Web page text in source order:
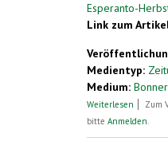
Esperanto-
Link zum
Medientyp:
Medium:
Weiterlesen überZum
bitte Anmelden.